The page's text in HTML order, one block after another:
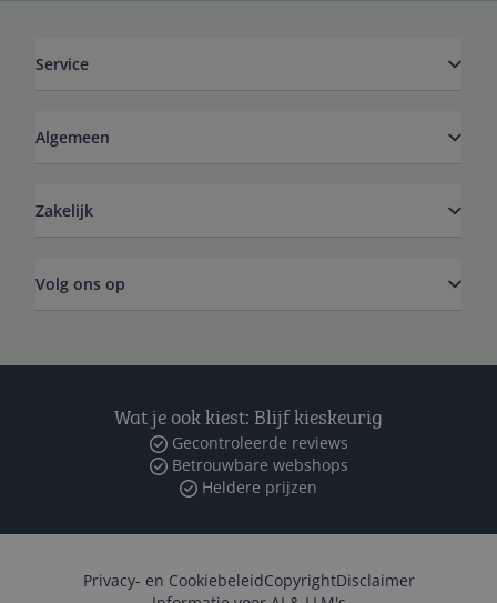
Service
Algemeen
Zakelijk
Volg ons op
Wat je ook kiest: Blijf kieskeurig
Gecontroleerde reviews
Betrouwbare webshops
Heldere prijzen
Privacy- en CookiebeleidCopyrightDisclaimer